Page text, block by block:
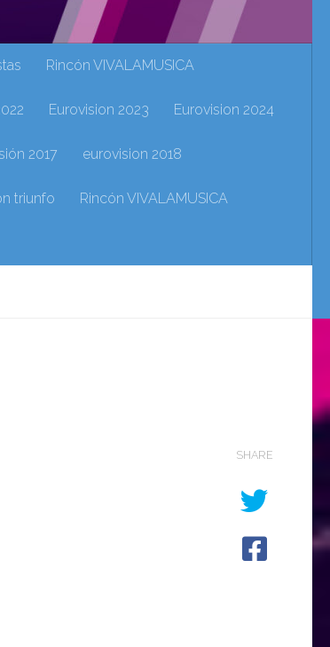
Rincón VIVALAMUSICA
Eurovision 2023 Eurovision 2024
2017 eurovision 2018
triunfo Rincón VIVALAMUSICA
SHARE